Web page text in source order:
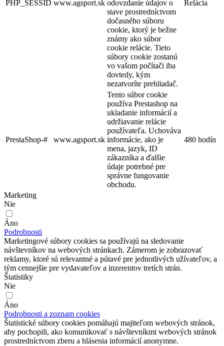
PHP_SESSID www.agsport.sk odovzdanie údajov o
stave prostredníctvom
dočasného súboru
cookie, ktorý je bežne
známy ako súbor
cookie relácie. Tieto
súbory cookie zostanú
vo vašom počítači iba
dovtedy, kým
nezatvoríte prehliadač.
Relácia
PrestaShop-# www.agsport.sk
Tento súbor cookie
používa Prestashop na
ukladanie informácií a
udržiavanie relácie
používateľa. Uchováva
informácie, ako je
mena, jazyk, ID
zákazníka a ďalšie
údaje potrebné pre
správne fungovanie
obchodu.
480 hodín
Marketing
Nie
Áno
Podrobnosti
Marketingové súbory cookies sa používajú na sledovanie
návštevníkov na webových stránkach. Zámerom je zobrazovať
reklamy, ktoré sú relevantné a pútavé pre jednotlivých užívateľov, a
tým cennejšie pre vydavateľov a inzerentov tretích strán.
Štatistiky
Nie
Áno
Podrobnosti a zoznam cookies
Štatistické súbory cookies pomáhajú majiteľom webových stránok,
aby pochopili, ako komunikovať s návštevníkmi webových stránok
prostredníctvom zberu a hlásenia informácií anonymne.